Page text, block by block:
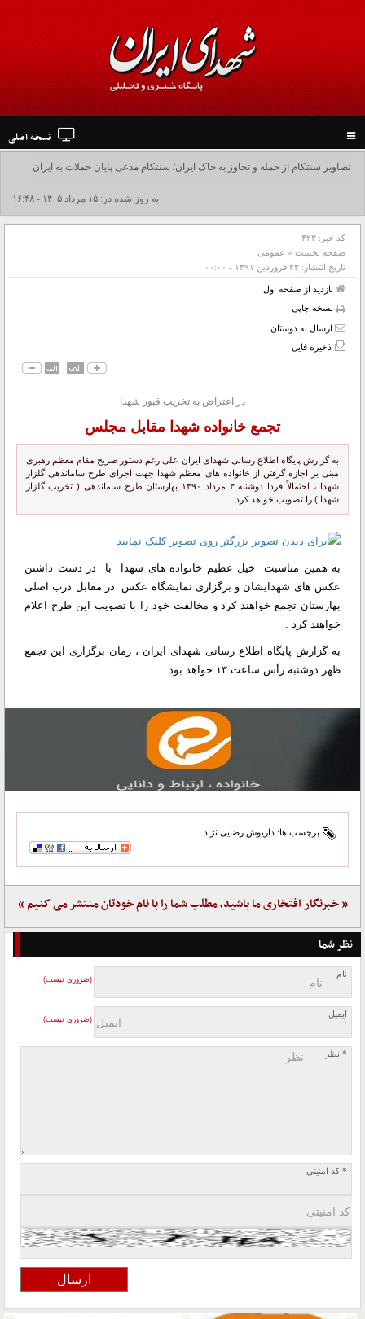
navigation
نسخه اصلی
به روز شده در: ۱۵ مرداد ۱۴۰۵ - ۱۶:۴۸
کد خبر: ۴۲۳
صفحه نخست » عمومی
تاریخ انتشار: ۲۳ فروردين ۱۳۹۱ - ۰۰:۰۰
بازدید از صفحه اول
نسخه چاپی
ارسال به دوستان
ذخیره فایل
در اعتراض به تخریب قبور شهدا
تجمع خانواده شهدا مقابل مجلس
به گزارش پایگاه اطلاع رسانی شهدای ایران علی رغم دستور صریح مقام معظم رهبری
مبنی بر اجازه گرفتن از خانواده های معظم شهدا جهت اجرای طرح ساماندهی گلزار
شهدا ، احتمالاً فردا دوشنبه ۳ مرداد ۱۳۹۰ بهارستان طرح ساماندهی ( تخریب گلزار
شهدا ) را تصویب خواهد کرد
به همین مناسبت خیل عظیم خانواده های شهدا با در دست داشتن
عکس های شهدایشان و برگزاری نمایشگاه عکس در مقابل درب اصلی
بهارستان تجمع خواهند کرد و مخالفت خود را با تصویب این طرح اعلام
خواهند کرد .
به گزارش پایگاه اطلاع رسانی شهدای ایران ، زمان برگزاری این تجمع
ظهر دوشنبه رأس ساعت ۱۳ خواهد بود .
برچسب ها: داریوش رضایی نژاد
« خبرنگار افتخاری ما باشید، مطلب شما را با نام خودتان منتشر می کنیم »
نظر شما
نام
(ضروری نیست)
ایمیل
(ضروری نیست)
* نظر
* کد امنیتی